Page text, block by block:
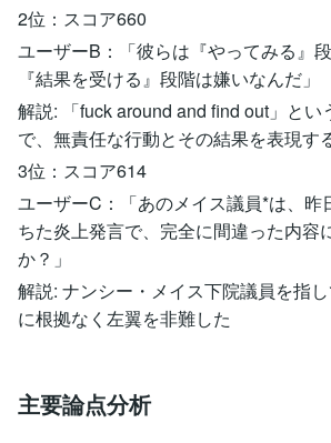
2位：スコア660
ユーザーB：「彼らは『やってみる』段
『結果を受ける』段階は嫌いなんだ」
解説: 「fuck around and find out」とい
で、無責任な行動とその結果を表現す
3位：スコア614
ユーザーC：「あのメイス議員*は、昨
ちた炎上発言で、完全に間違った内容
か？」
解説: ナンシー・メイス下院議員を指
に根拠なく左翼を非難した
主要論点分析